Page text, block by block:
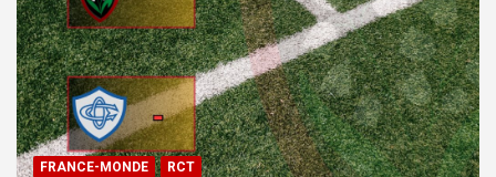
FRANCE-MONDE RCT